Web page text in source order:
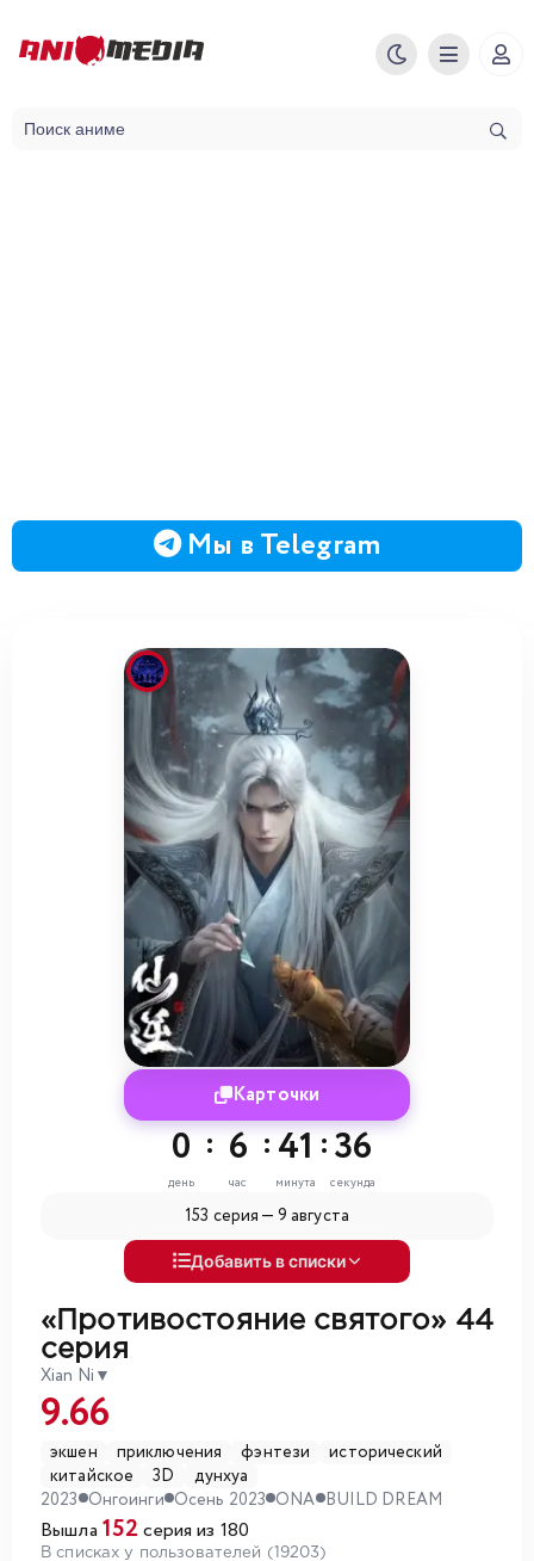
Мы в Telegram
Карточки
0
день
: 6
час
:41
минута
:34
секунда
153 серия — 9 августа
Добавить в списки
«Противостояние святого» 44
серия
Xian Ni ▼
9.66
экшен приключения фэнтези
исторический
китайское
3D
дунхуа
2023 Онгоинги Осень 2023 ONA BUILD DREAM
Вышла 152 серия из 180
В списках у пользователей (19203)